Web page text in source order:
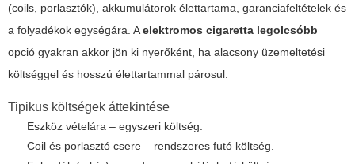
(coils, porlasztók), akkumulátorok élettartama, garanciafeltételek és
a folyadékok egységára. Aelektromos cigaretta legolcsóbb
opció gyakran akkor jön ki nyerőként, ha alacsony üzemeltetési
költséggel és hosszú élettartammal párosul.
Tipikus költségek áttekintése
Eszköz vételára – egyszeri költség.
Coil és porlasztó csere – rendszeres futó költség.